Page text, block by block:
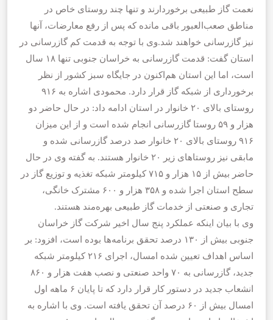
نعمت گاز طبیعی برخوردارند و تنها چند روستای خاص در
مناطق صعب‌العبور باقی مانده که پس از رفع معارضات، آنها
نیز گازرسانی خواهند شد.وی با توجه به قدمت کم گازرسانی در
استان گفت: قدمت گازرسانی به خراسان جنوبی تنها ۱۸ سال
است، اما این استان هم‌اکنون در جایگاه سبز کشور از نظر
برخورداری از شبکه گاز قرار دارد. محمودی اشاره به ۹۱۶
روستای بالای ۲۰ خانوار در استان ادامه داد: در حال حاضر دو
هزار و ۵۹ روستا گازرسانی انجام شده است و از این میزان
۹۱۶ روستای بالای ۲۰ خانوار صد درصد گازرسانی شده و
مابقی نیز روستاهای زیر ۲۰ خانوار هستند. به گفته وی در حال
حاضر بیش از ۱۵ هزار و ۷۱۵ کیلومتر شبکه تغذیه و توزیع گاز در
سطح استان اجرا شده و ۳۵۸ هزار و ۶۰۰ مشترک خانگی،
تجاری و صنعتی از خدمات گاز طبیعی بهره‌مند هستند.
وی با بیان اینکه عملکرد پنج سال اخیر شرکت گاز خراسان
جنوبی بیش از ۱۳۰ درصد تحقق برنامه‌ها بوده است، افزود: بر
اساس اهداف تعیین شده امسال، اجرای ۲۱۶ کیلومتر شبکه
جدید، گازرسانی به ۷۰ واحد صنعتی و نصب هفت هزار و ۸۶۰
انشعاب جدید در دستور کار قرار دارد که تا پایان ۶ ماهه اول
امسال بیش از ۶۰ درصد آن تحقق یافته است. وی با اشاره به